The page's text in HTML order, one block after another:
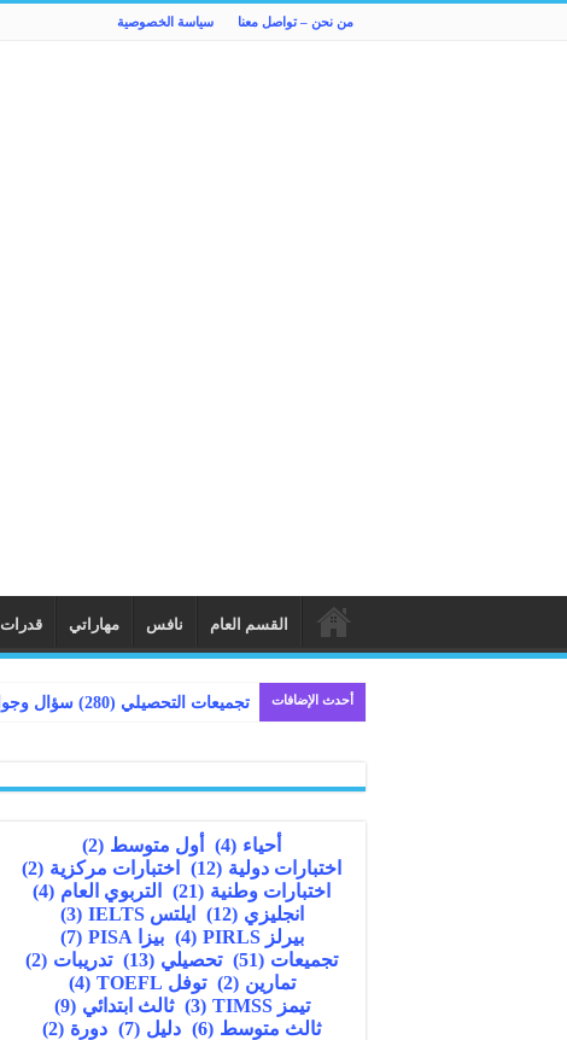
من نحن – تواصل معنا سياسة الخصوصية
القسم العام نافس مهاراتي قدرات
أحدث الإضافات
أحياء (4) أول متوسط (2)
اختبارات دولية (12) اختبارات مركزية (2)
اختبارات وطنية (21) التربوي العام (4)
انجليزي (12) ايلتس IELTS
(3)
بيرلز PIRLS
(4) بيزا PISA
(7)
تجميعات (51) تحصيلي (13) تدريبات (2)
تمارين (2) توفل TOEFL
(4)
تيمز TIMSS
(3) ثالث ابتدائي (9)
ثالث متوسط (6) دليل (7) دورة (2)